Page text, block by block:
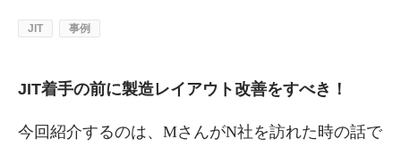
JIT 事例
JIT着手の前に製造レイアウト改善をすべき！
今回紹介するのは、MさんがN社を訪れた時の話で